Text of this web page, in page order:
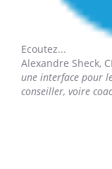
Ecoutez...
Alexandre Sheck,
une interface pour
conseiller, voire